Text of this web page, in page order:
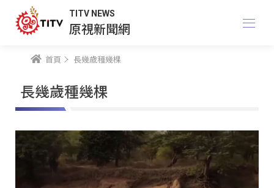
TITV NEWS
原視新聞網
首頁 長幾歲種幾棵
長幾歲種幾棵